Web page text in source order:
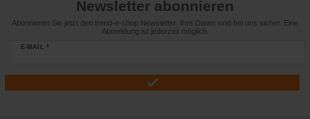
Newsletter abonnieren
Abonnieren Sie jetzt den trend-e-shop Newsletter. Ihre Daten sind bei uns sicher. Eine
Abmeldung ist jederzeit möglich.
E-MAIL *